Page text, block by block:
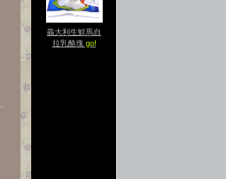
義大利生鮮馬自
拉乳酪塊 go!